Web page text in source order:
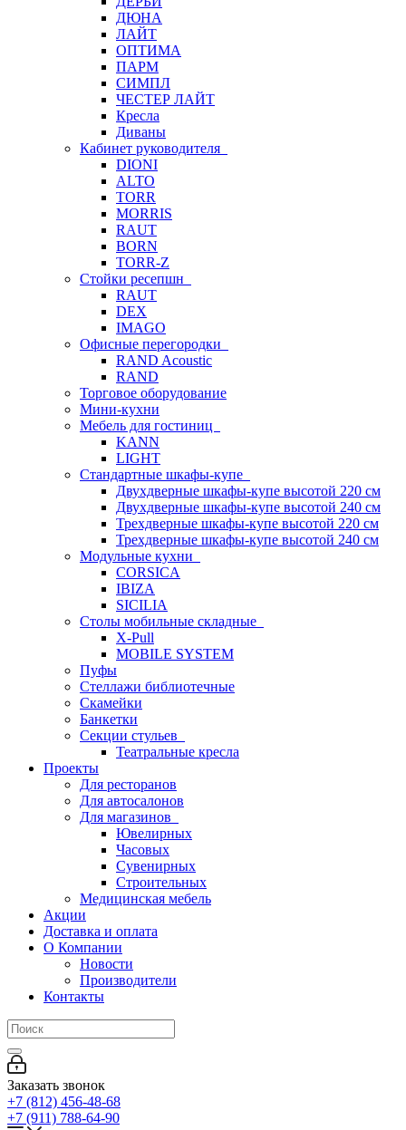
ДЮНА
ЛАЙТ
ОПТИМА
ПАРМ
СИМПЛ
ЧЕСТЕР ЛАЙТ
Кресла
Диваны
Кабинет руководителя
DIONI
ALTO
TORR
MORRIS
RAUT
BORN
TORR-Z
Стойки ресепшн
RAUT
DEX
IMAGO
Офисные перегородки
RAND Acoustic
RAND
Торговое оборудование
Мини-кухни
Мебель для гостиниц
KANN
LIGHT
Стандартные шкафы-купе
Двухдверные шкафы-купе высотой 220 см
Двухдверные шкафы-купе высотой 240 см
Трехдверные шкафы-купе высотой 220 см
Трехдверные шкафы-купе высотой 240 см
Модульные кухни
CORSICA
IBIZA
SICILIA
Столы мобильные складные
X-Pull
MOBILE SYSTEM
Пуфы
Стеллажи библиотечные
Скамейки
Банкетки
Секции стульев
Театральные кресла
Проекты
Для ресторанов
Для автосалонов
Для магазинов
Ювелирных
Часовых
Сувенирных
Строительных
Медицинская мебель
Акции
Доставка и оплата
О Компании
Новости
Производители
Контакты
Заказать звонок
+7 (812) 456-48-68
+7 (911) 788-64-90